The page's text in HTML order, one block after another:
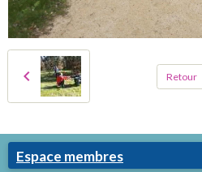
Retour
Espace membres